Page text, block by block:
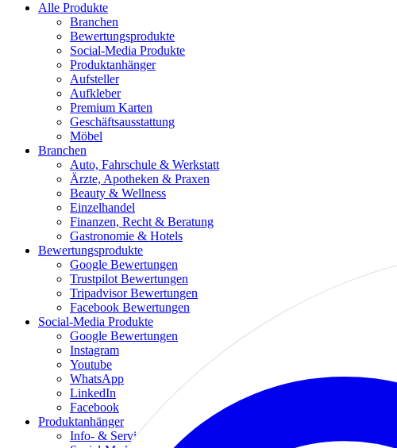
Alle Produkte
Branchen
Bewertungsprodukte
Social-Media Produkte
Produktanhänger
Aufsteller
Aufkleber
Premium Karten
Geschäftsausstattung
Möbel
Branchen
Auto, Fahrschule & Werkstatt
Ärzte, Apotheken & Praxen
Beauty & Wellness
Einzelhandel
Finanzen, Recht & Beratung
Gastronomie & Hotels
Bewertungsprodukte
Google Bewertungen
Trustpilot Bewertungen
Tripadvisor Bewertungen
Facebook Bewertungen
Social-Media Produkte
Google Bewertungen
Instagram
Youtube
WhatsApp
LinkedIn
Facebook
Produktanhänger
Info- & Servicetüranhänger